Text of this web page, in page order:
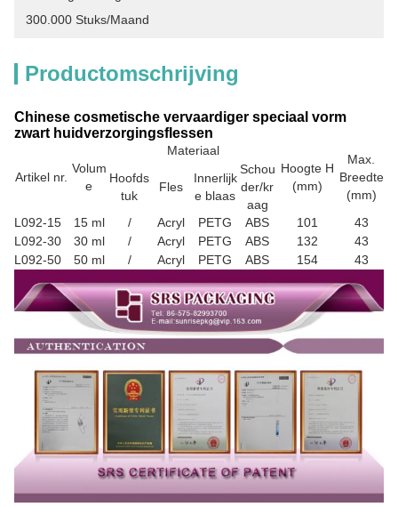
300.000 Stuks/maand
Productomschrijving
Chinese cosmetische vervaardiger speciaal vorm
zwart huidverzorgingsflessen
Artikel nr.
Volum
e
Materiaal
Hoogte H
(mm)
Max.
Breedte
(mm)
Hoofds
tuk
Fles
Innerlijk
e blaas
Schou
der/kr
aag
L092-15
15 ml / Acryl PETG ABS 101
43
L092-30
30 ml / Acryl PETG ABS 132
43
L092-50
50 ml / Acryl PETG ABS 154 43